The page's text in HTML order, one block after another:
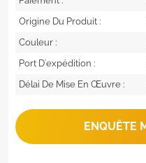
Origine Du Produit :
Couleur :
Port D'expédition :
Délai De Mise En Œuvre :
ENQUÊTE